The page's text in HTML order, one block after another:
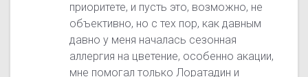
приоритете, и пусть это, возможно, не
объективно, но с тех пор, как давным
давно у меня началась сезонная
аллергия на цветение, особенно акации,
мне помогал только Лоратадин и